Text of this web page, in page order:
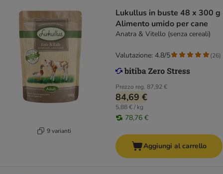
9 varianti
Lukullus in buste 48 x 300 g
Alimento umido per cane
Anatra & Vitello (senza cereali)
Prezzo reg. 87,92 €
84,69 €
5,88 € / kg
78,76 €
Valutazione: 4.8/5 (26)
Aggiungi al carrello